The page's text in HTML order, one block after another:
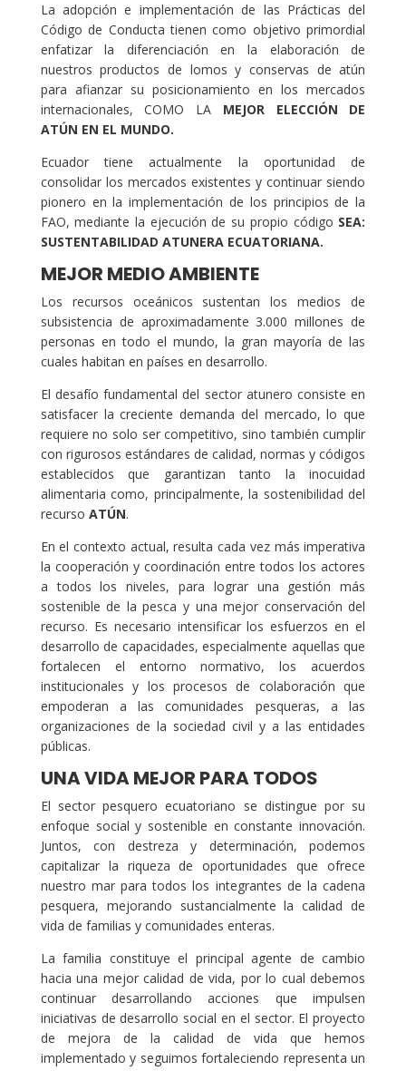
La adopción e implementación de las Prácticas del
Código de Conducta tienen como objetivo primordial
enfatizar la diferenciación en la elaboración de
nuestros productos de lomos y conservas de atún
para afianzar su posicionamiento en los mercados
internacionales, COMO LA MEJOR ELECCIÓN DE
ATÚN EN EL MUNDO.
Ecuador tiene actualmente la oportunidad de
consolidar los mercados existentes y continuar siendo
pionero en la implementación de los principios de la
FAO, mediante la ejecución de su propio código SEA:
SUSTENTABILIDAD ATUNERA ECUATORIANA.
MEJOR MEDIO AMBIENTE
Los recursos oceánicos sustentan los medios de
subsistencia de aproximadamente 3.000 millones de
personas en todo el mundo, la gran mayoría de las
cuales habitan en países en desarrollo.
El desafío fundamental del sector atunero consiste en
satisfacer la creciente demanda del mercado, lo que
requiere no solo ser competitivo, sino también cumplir
con rigurosos estándares de calidad, normas y códigos
establecidos que garantizan tanto la inocuidad
alimentaria como, principalmente, la sostenibilidad del
recurso ATÚN.
En el contexto actual, resulta cada vez más imperativa
la cooperación y coordinación entre todos los actores
a todos los niveles, para lograr una gestión más
sostenible de la pesca y una mejor conservación del
recurso. Es necesario intensificar los esfuerzos en el
desarrollo de capacidades, especialmente aquellas que
fortalecen el entorno normativo, los acuerdos
institucionales y los procesos de colaboración que
empoderan a las comunidades pesqueras, a las
organizaciones de la sociedad civil y a las entidades
públicas.
UNA VIDA MEJOR PARA TODOS
El sector pesquero ecuatoriano se distingue por su
enfoque social y sostenible en constante innovación.
Juntos, con destreza y determinación, podemos
capitalizar la riqueza de oportunidades que ofrece
nuestro mar para todos los integrantes de la cadena
pesquera, mejorando sustancialmente la calidad de
vida de familias y comunidades enteras.
La familia constituye el principal agente de cambio
hacia una mejor calidad de vida, por lo cual debemos
continuar desarrollando acciones que impulsen
iniciativas de desarrollo social en el sector. El proyecto
de mejora de la calidad de vida que hemos
implementado y seguimos fortaleciendo representa un